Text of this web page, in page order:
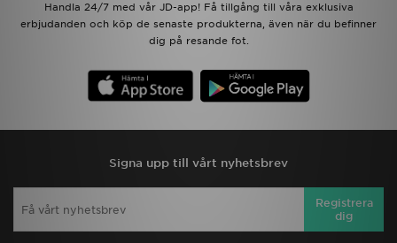
Handla 24/7 med vår JD-app! Få tillgång till våra exklusiva
erbjudanden och köp de senaste produkterna, även när du befinner
dig på resande fot.
Signa upp till vårt nyhetsbrev
Registrera
dig